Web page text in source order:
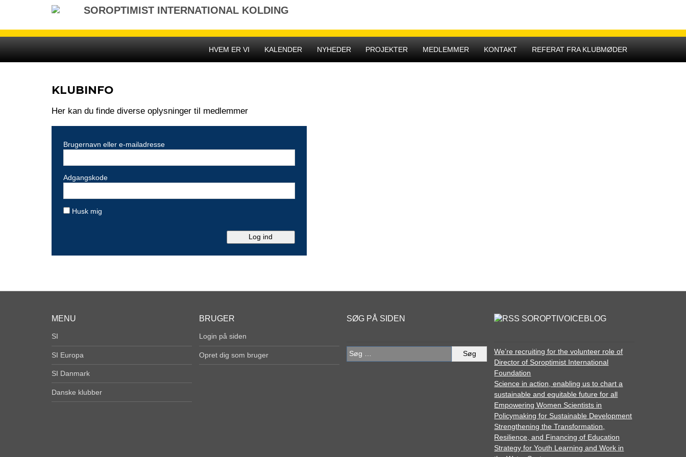
SOROPTIMIST INTERNATIONAL KOLDING
HVEM ER VI
KALENDER NYHEDER PROJEKTER MEDLEMMER KONTAKT REFERAT FRA KLUBMØDER
KLUBINFO
Her kan du finde diverse oplysninger til medlemmer
Brugernavn eller e-mailadresse
Adgangskode
Husk mig
MENU
SI
SI Europa
SI Danmark
Danske klubber
BRUGER
Login på siden
Opret dig som bruger
SØG PÅ SIDEN
Søg
efter:
SOROPTIVOICEBLOG
We’re recruiting for the volunteer role of
Director of Soroptimist International
Foundation
Science in action, enabling us to chart a
sustainable and equitable future for all
Empowering Women Scientists in
Policymaking for Sustainable Development
Strengthening the Transformation,
Resilience, and Financing of Education
Strategy for Youth Learning and Work in